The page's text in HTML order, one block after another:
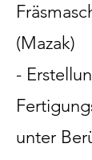
(Mazak)
-
unter